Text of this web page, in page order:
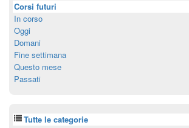
Corsi futuri
In corso
Oggi
Domani
Fine settimana
Questo mese
Passati
Tutte le categorie